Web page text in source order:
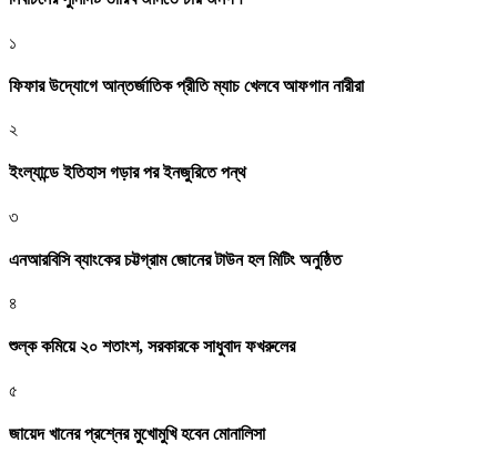
১
ফিফার উদ্যোগে আন্তর্জাতিক প্রীতি ম্যাচ খেলবে আফগান নারীরা
২
ইংল্যান্ডে ইতিহাস গড়ার পর ইনজুরিতে পন্থ
৩
এনআরবিসি ব্যাংকের চট্টগ্রাম জোনের টাউন হল মিটিং অনুষ্ঠিত
৪
শুল্ক কমিয়ে ২০ শতাংশ, সরকারকে সাধুবাদ ফখরুলের
৫
জায়েদ খানের প্রশ্নের মুখোমুখি হবেন মোনালিসা